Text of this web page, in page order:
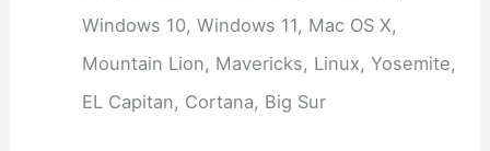
Windows 10, Windows 11, Mac OS X,
Mountain Lion, Mavericks, Linux, Yosemite,
EL Capitan, Cortana, Big Sur